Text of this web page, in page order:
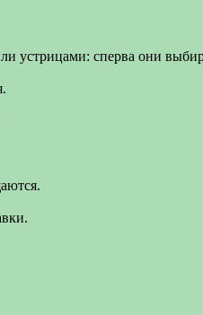
устрицами: сперва они